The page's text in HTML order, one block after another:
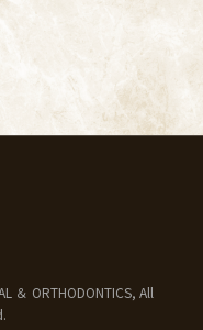
＆ ORTHODONTICS, All